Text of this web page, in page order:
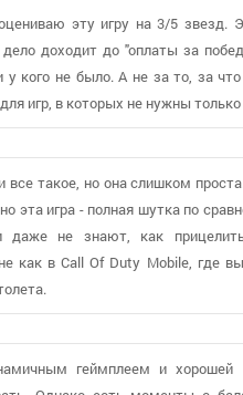
эту игру на 3/5 звезд.
дело доходит до "оплаты за
у кого не было. А не за то, за
игр, в которых не нужны
все такое, но она слишком
эта игра - полная шутка по
даже не знают, как
как в Call Of Duty Mobile, где
геймплеем и